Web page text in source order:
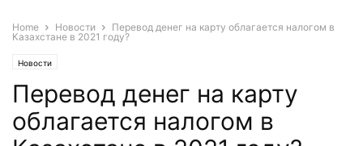
Home Новости
Перевод денег на карту облагается налогом в
Казахстане в 2021 году?
Новости
Перевод денег на карту
облагается налогом в